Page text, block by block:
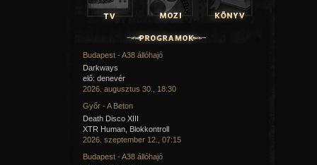
Budapest - A38 állóhajó
Darkways
elő: denevér
2026. augusztus 30., 18:30
Győr - A Beton
Death Disco XIII
XTR Human, Blokkontroll
2026. szeptember 12., 07:15
Budapest - A38 állóhajó